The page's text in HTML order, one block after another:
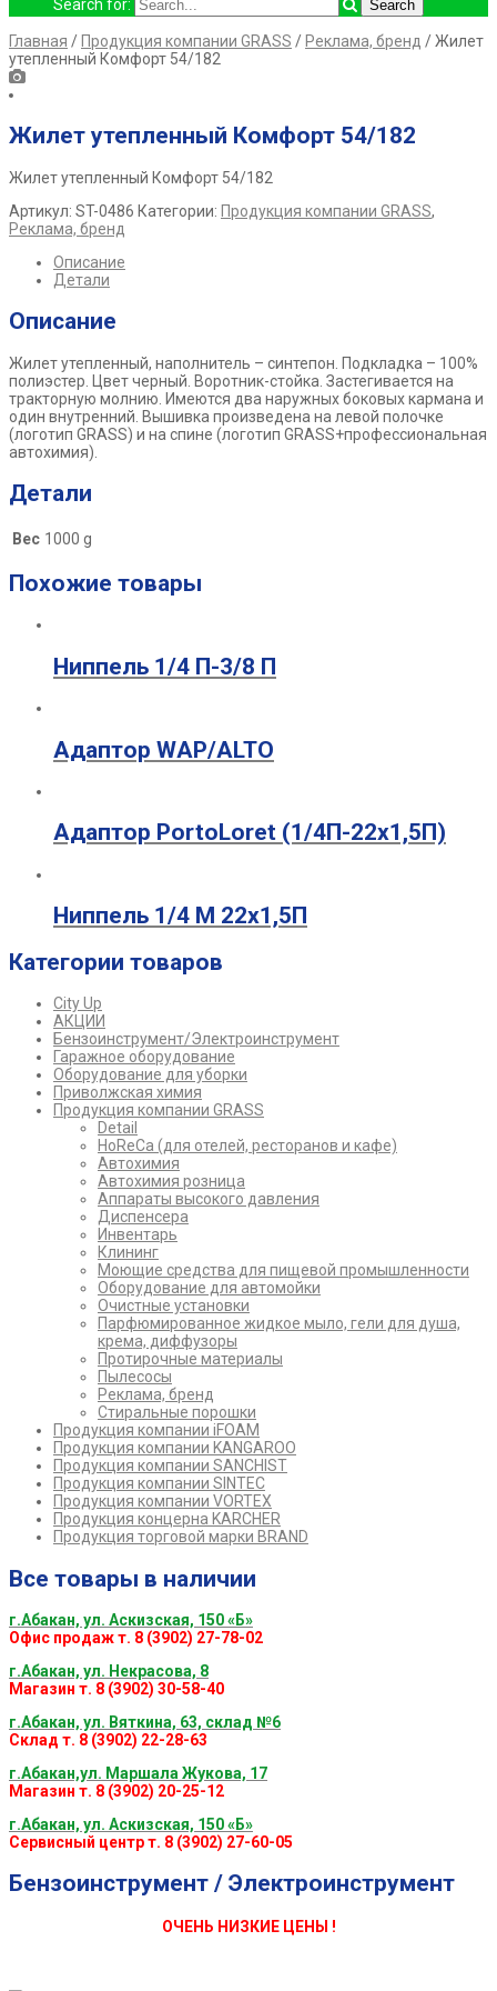
Search for:
Главная / Продукция компании GRASS / Реклама, бренд / Жилет
утепленный Комфорт 54/182
Жилет утепленный Комфорт 54/182
Жилет утепленный Комфорт 54/182
Артикул: ST-0486 Категории: Продукция компании GRASS,
Реклама, бренд
Описание
Детали
Описание
Жилет утепленный, наполнитель – синтепон. Подкладка – 100%
полиэстер. Цвет черный. Воротник-стойка. Застегивается на
тракторную молнию. Имеются два наружных боковых кармана и
один внутренний. Вышивка произведена на левой полочке
(логотип GRASS) и на спине (логотип GRASS+профессиональная
автохимия).
Детали
Вес 1000 g
Похожие товары
Ниппель 1/4 П-3/8 П
Адаптор WAP/ALTO
Адаптор PortoLoret (1/4П-22х1,5П)
Ниппель 1/4 М 22х1,5П
Категории товаров
City Up
АКЦИИ
Бензоинструмент/Электроинструмент
Гаражное оборудование
Оборудование для уборки
Приволжская химия
Продукция компании GRASS
Detail
HoReCa (для отелей, ресторанов и кафе)
Автохимия
Автохимия розница
Аппараты высокого давления
Диспенсера
Инвентарь
Клининг
Моющие средства для пищевой промышленности
Оборудование для автомойки
Очистные установки
Парфюмированное жидкое мыло, гели для душа,
крема, диффузоры
Протирочные материалы
Пылесосы
Реклама, бренд
Стиральные порошки
Продукция компании iFOAM
Продукция компании KANGAROO
Продукция компании SANCHIST
Продукция компании SINTEC
Продукция компании VORTEX
Продукция концерна KARCHER
Продукция торговой марки BRAND
Все товары в наличии
г.Абакан, ул. Аскизская, 150 «Б»
Офис продаж т. 8 (3902) 27-78-02
г.Абакан, ул. Некрасова, 8
Магазин т. 8 (3902) 30-58-40
г.Абакан, ул. Вяткина, 63, склад №6
Склад т. 8 (3902) 22-28-63
г.Абакан,ул. Маршала Жукова, 17
Магазин т. 8 (3902) 20-25-12
г.Абакан, ул. Аскизская, 150 «Б»
Сервисный центр т. 8 (3902) 27-60-05
Бензоинструмент / Электроинструмент
ОЧЕНЬ НИЗКИЕ ЦЕНЫ !